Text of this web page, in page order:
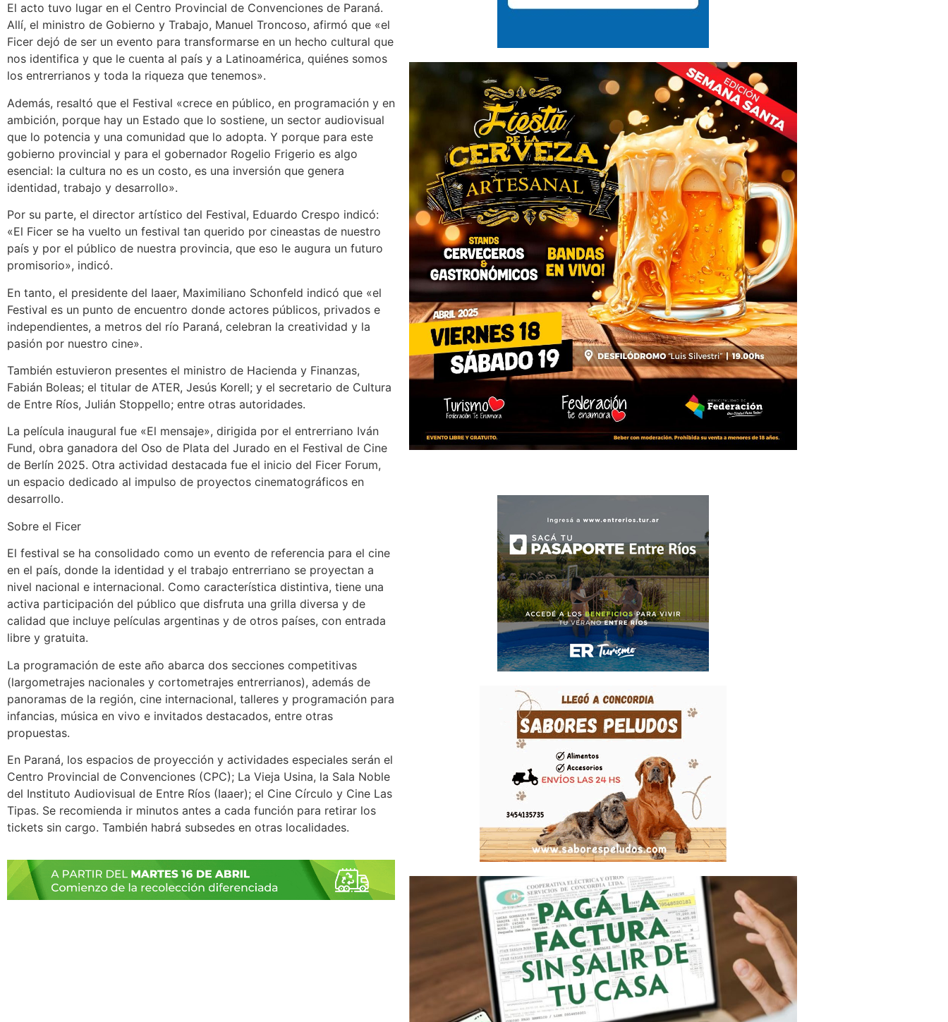
El acto tuvo lugar en el Centro Provincial de Convenciones de Paraná.
Allí, el ministro de Gobierno y Trabajo, Manuel Troncoso, afirmó que «el
Ficer dejó de ser un evento para transformarse en un hecho cultural que
nos identifica y que le cuenta al país y a Latinoamérica, quiénes somos
los entrerrianos y toda la riqueza que tenemos».
Además, resaltó que el Festival «crece en público, en programación y en
ambición, porque hay un Estado que lo sostiene, un sector audiovisual
que lo potencia y una comunidad que lo adopta. Y porque para este
gobierno provincial y para el gobernador Rogelio Frigerio es algo
esencial: la cultura no es un costo, es una inversión que genera
identidad, trabajo y desarrollo».
Por su parte, el director artístico del Festival, Eduardo Crespo indicó:
«El Ficer se ha vuelto un festival tan querido por cineastas de nuestro
país y por el público de nuestra provincia, que eso le augura un futuro
promisorio», indicó.
En tanto, el presidente del Iaaer, Maximiliano Schonfeld indicó que «el
Festival es un punto de encuentro donde actores públicos, privados e
independientes, a metros del río Paraná, celebran la creatividad y la
pasión por nuestro cine».
También estuvieron presentes el ministro de Hacienda y Finanzas,
Fabián Boleas; el titular de ATER, Jesús Korell; y el secretario de Cultura
de Entre Ríos, Julián Stoppello; entre otras autoridades.
La película inaugural fue «El mensaje», dirigida por el entrerriano Iván
Fund, obra ganadora del Oso de Plata del Jurado en el Festival de Cine
de Berlín 2025. Otra actividad destacada fue el inicio del Ficer Forum,
un espacio dedicado al impulso de proyectos cinematográficos en
desarrollo.
Sobre el Ficer
El festival se ha consolidado como un evento de referencia para el cine
en el país, donde la identidad y el trabajo entrerriano se proyectan a
nivel nacional e internacional. Como característica distintiva, tiene una
activa participación del público que disfruta una grilla diversa y de
calidad que incluye películas argentinas y de otros países, con entrada
libre y gratuita.
La programación de este año abarca dos secciones competitivas
(largometrajes nacionales y cortometrajes entrerrianos), además de
panoramas de la región, cine internacional, talleres y programación para
infancias, música en vivo e invitados destacados, entre otras
propuestas.
En Paraná, los espacios de proyección y actividades especiales serán el
Centro Provincial de Convenciones (CPC); La Vieja Usina, la Sala Noble
del Instituto Audiovisual de Entre Ríos (Iaaer); el Cine Círculo y Cine Las
Tipas. Se recomienda ir minutos antes a cada función para retirar los
tickets sin cargo. También habrá subsedes en otras localidades.